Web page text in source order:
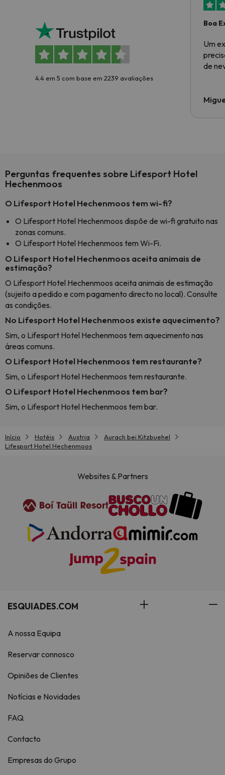
4.4 em 5 com base em 2239 avaliações
Boa
Um
de
Perguntas frequentes sobre Lifesport Hotel
Hechenmoos
O Lifesport Hotel Hechenmoos tem wi-fi?
O Lifesport Hotel Hechenmoos dispõe de wi-fi gratuito nas
zonas comuns.
O Lifesport Hotel Hechenmoos tem Wi-Fi.
O Lifesport Hotel Hechenmoos aceita animais de
estimação?
O Lifesport Hotel Hechenmoos aceita animais de estimação
(sujeito a pedido e com pagamento directo no local). Consulte
as condições.
No Lifesport Hotel Hechenmoos existe aquecimento?
Sim, o Lifesport Hotel Hechenmoos tem aquecimento nas
áreas comuns.
O Lifesport Hotel Hechenmoos tem restaurante?
Sim, o Lifesport Hotel Hechenmoos tem restaurante.
O Lifesport Hotel Hechenmoos tem bar?
Sim, o Lifesport Hotel Hechenmoos tem bar.
Início Hotéis Austria
Aurach bei Kitzbuehel
Lifesport Hotel Hechenmoos
Websites & Partners
ESQUIADES.COM
A nossa Equipa
Reservar connosco
Opiniões de Clientes
Notícias e Novidades
FAQ
Contacto
Empresas do Grupo